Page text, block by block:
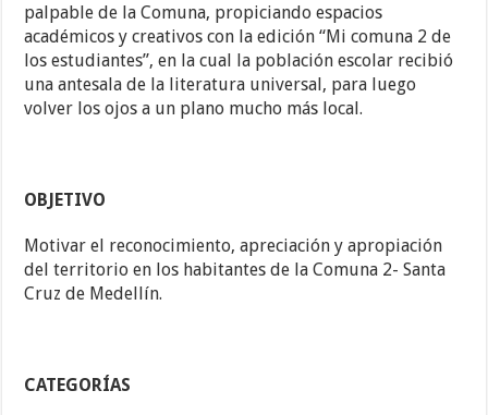
palpable de la Comuna, propiciando espacios
académicos y creativos con la edición “Mi comuna 2 de
los estudiantes”, en la cual la población escolar recibió
una antesala de la literatura universal, para luego
volver los ojos a un plano mucho más local.
OBJETIVO
Motivar el reconocimiento, apreciación y apropiación
del territorio en los habitantes de la Comuna 2- Santa
Cruz de Medellín.
CATEGORÍAS